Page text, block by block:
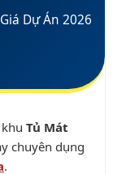
Dự Án 2026
Tủ Mát
chuyên dụng
.